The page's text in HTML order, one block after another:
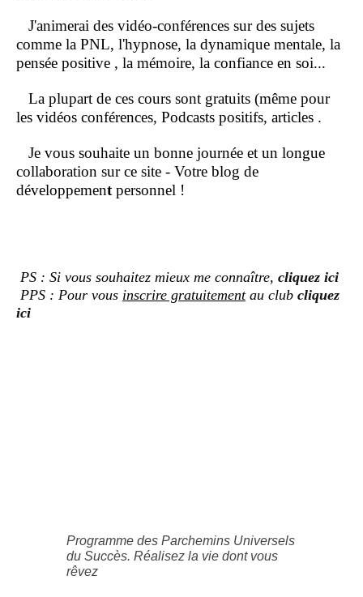
J'animerai des vidéo-conférences sur des sujets
comme la PNL, l'hypnose, la dynamique mentale, la
pensée positive , la mémoire, la confiance en soi...
La plupart de ces cours sont gratuits (même pour
les vidéos conférences, Podcasts positifs, articles .
Je vous souhaite un bonne journée et un longue
collaboration sur ce site - Votre blog de
développementpersonnel !
PS : Si vous souhaitez mieux me connaître, cliquez ici
PPS : Pour vous inscrire gratuitementau club cliquez
ici
Programme des Parchemins Universels
du Succès. Réalisez la vie dont vous
rêvez